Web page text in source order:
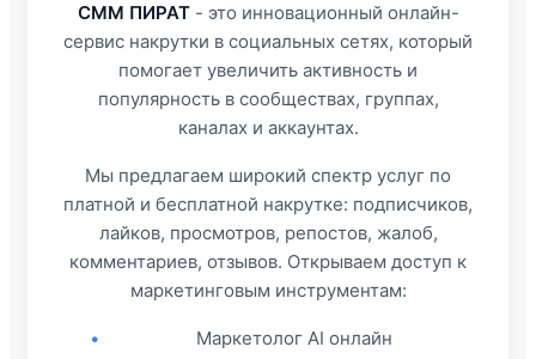
СММ ПИРАТ- это инновационный онлайн-
сервис накрутки в социальных сетях, который
помогает увеличить активность и
популярность в сообществах, группах,
каналах и аккаунтах.
Мы предлагаем широкий спектр услуг по
платной и бесплатной накрутке: подписчиков,
лайков, просмотров, репостов, жалоб,
комментариев, отзывов. Открываем доступ к
маркетинговым инструментам:
•
Маркетолог AI онлайн